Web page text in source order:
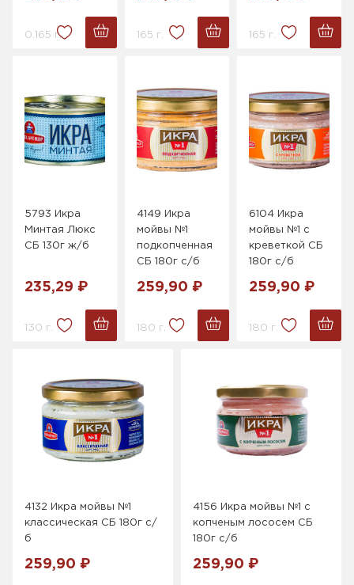
0.165 г. 165 г. 165 г.
5793 Икра
Минтая Люкс
СБ 130г ж/б
235,29 ₽
130 г.
4149 Икра
мойвы №1
подкопченная
СБ 180г с/б
259,90 ₽
180 г.
6104 Икра
мойвы №1 с
креветкой СБ
180г с/б
259,90 ₽
180 г.
4132 Икра мойвы №1
классическая СБ 180г с/
б
259,90 ₽
4156 Икра мойвы №1 с
копченым лососем СБ
180г с/б
259,90 ₽